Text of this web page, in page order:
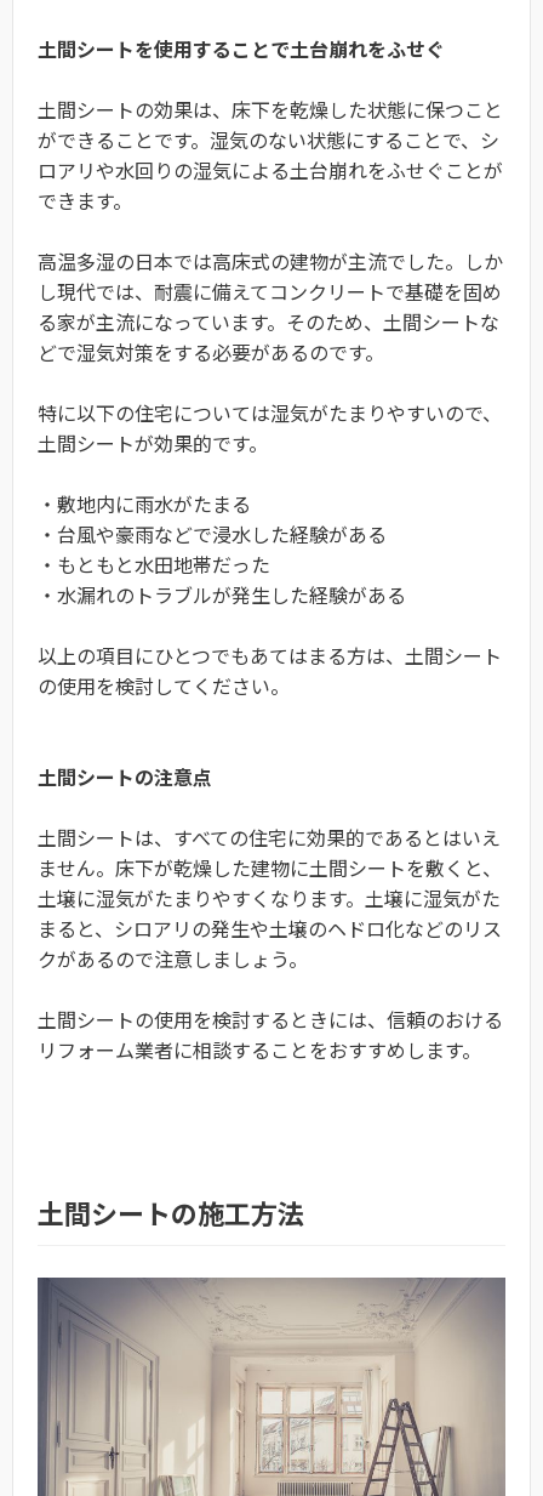
土間シートを使用することで土台崩れをふせぐ
土間シートの効果は、床下を乾燥した状態に保つこと
ができることです。湿気のない状態にすることで、シ
ロアリや水回りの湿気による土台崩れをふせぐことが
できます。
高温多湿の日本では高床式の建物が主流でした。しか
し現代では、耐震に備えてコンクリートで基礎を固め
る家が主流になっています。そのため、土間シートな
どで湿気対策をする必要があるのです。
特に以下の住宅については湿気がたまりやすいので、
土間シートが効果的です。
・敷地内に雨水がたまる
・台風や豪雨などで浸水した経験がある
・もともと水田地帯だった
・水漏れのトラブルが発生した経験がある
以上の項目にひとつでもあてはまる方は、土間シート
の使用を検討してください。
土間シートの注意点
土間シートは、すべての住宅に効果的であるとはいえ
ません。床下が乾燥した建物に土間シートを敷くと、
土壌に湿気がたまりやすくなります。土壌に湿気がた
まると、シロアリの発生や土壌のヘドロ化などのリス
クがあるので注意しましょう。
土間シートの使用を検討するときには、信頼のおける
リフォーム業者に相談することをおすすめします。
土間シートの施工方法